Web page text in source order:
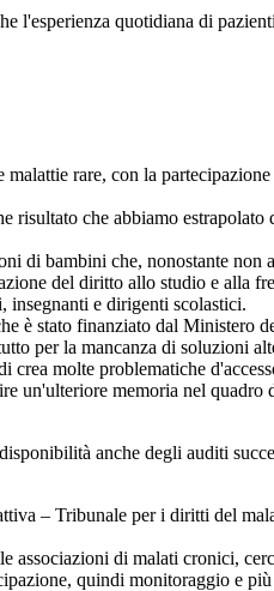
l'esperienza quotidiana di
rare, con la
che abbiamo estrapolato
di bambini che, nonostante non
del diritto allo studio e alla
insegnanti e dirigenti scolastici.
è stato finanziato dal Ministero
per la mancanza di soluzioni
crea molte problematiche
un'ulteriore memoria nel quadro
anche degli auditi
– Tribunale per i diritti del
di malati cronici,
quindi monitoraggio e